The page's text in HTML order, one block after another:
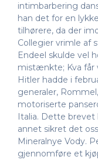
intimbarbering
han det for en
tilhørere, da der
Collegier vrimle af
Endeel skulde vel
mistænkte; Kva får
Hitler hadde i
generaler,
motoriserte
Italia. Dette
annet sikret det
Mineralnye Vody.
gjennomføre et